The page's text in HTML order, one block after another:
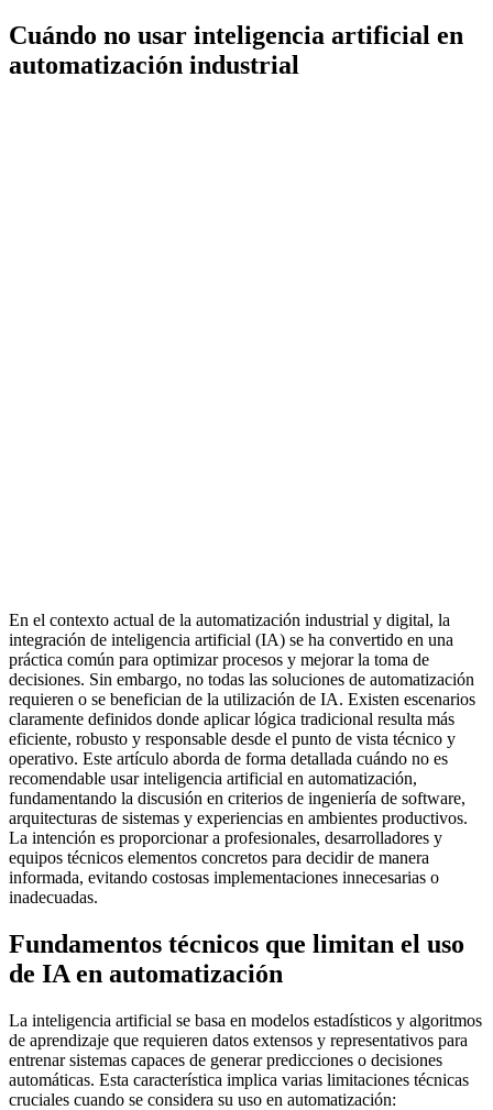
Cuándo no usar inteligencia artificial en
automatización industrial
En el contexto actual de la automatización industrial y digital, la
integración de inteligencia artificial (IA) se ha convertido en una
práctica común para optimizar procesos y mejorar la toma de
decisiones. Sin embargo, no todas las soluciones de automatización
requieren o se benefician de la utilización de IA. Existen escenarios
claramente definidos donde aplicar lógica tradicional resulta más
eficiente, robusto y responsable desde el punto de vista técnico y
operativo. Este artículo aborda de forma detallada cuándo no es
recomendable usar inteligencia artificial en automatización,
fundamentando la discusión en criterios de ingeniería de software,
arquitecturas de sistemas y experiencias en ambientes productivos.
La intención es proporcionar a profesionales, desarrolladores y
equipos técnicos elementos concretos para decidir de manera
informada, evitando costosas implementaciones innecesarias o
inadecuadas.
Fundamentos técnicos que limitan el uso
de IA en automatización
La inteligencia artificial se basa en modelos estadísticos y algoritmos
de aprendizaje que requieren datos extensos y representativos para
entrenar sistemas capaces de generar predicciones o decisiones
automáticas. Esta característica implica varias limitaciones técnicas
cruciales cuando se considera su uso en automatización: